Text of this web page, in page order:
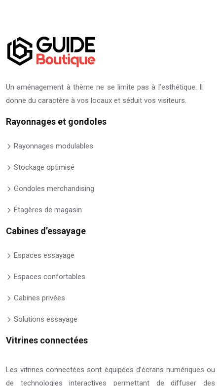
Un aménagement à thème ne se limite pas à l’esthétique. Il
donne du caractère à vos locaux et séduit vos visiteurs.
Rayonnages et gondoles
Rayonnages modulables
Stockage optimisé
Gondoles merchandising
Étagères de magasin
Cabines d’essayage
Espaces essayage
Espaces confortables
Cabines privées
Solutions essayage
Vitrines connectées
Les vitrines connectées sont équipées d’écrans numériques ou
de technologies interactives permettant de diffuser des